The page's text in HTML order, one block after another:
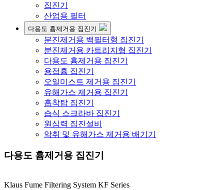
집진기
산업용 필터
다용도 흄제거용 집진기
분진제거용 백필터형 집진기
분진제거용 카트리지형 집진기
다용도 흄제거용 집진기
용접흄 집진기
오일미스트 제거용 집진기
유해가스 제거용 집진기
흡착탑 집진기
습식 스크라바 집진기
원심력 집진설비
악취 및 유해가스 제거용 배기기
다용도 흄제거용 집진기
Klaus Fume Filtering System KF Series